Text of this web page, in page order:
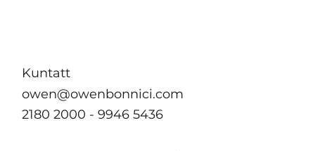
Kuntatt
owen@owenbonnici.com
2180 2000 - 9946 5436